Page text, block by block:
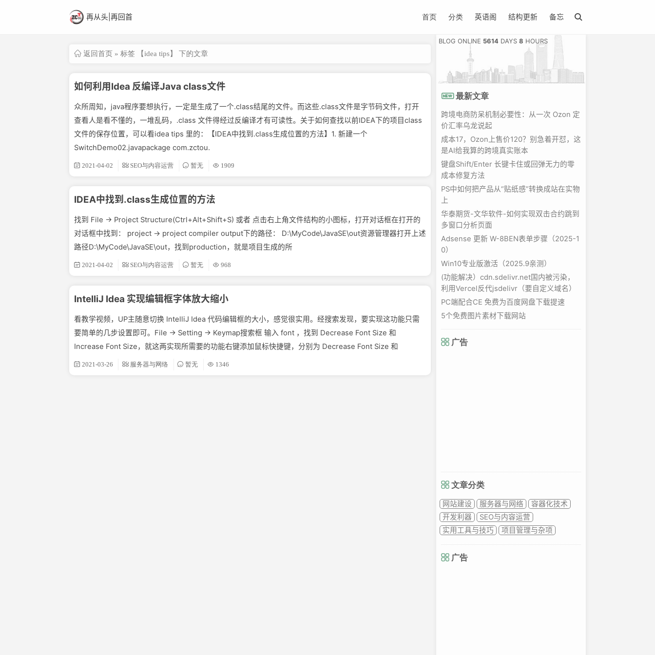
再从头|再回首 首页 分类 英语阁 结构更新 备忘
返回首页 » 标签 【idea tips】 下的文章
如何利用Idea 反编译Java class文件
众所周知，java程序要想执行，一定是生成了一个.class结尾的文件。而这些.class文件是字节码文件，打开
查看人是看不懂的，一堆乱码，.class 文件得经过反编译才有可读性。关于如何查找以前IDEA下的项目class
文件的保存位置，可以看idea tips 里的：【IDEA中找到.class生成位置的方法】1. 新建一个
SwitchDemo02.javapackage com.zctou.
2021-04-02 SEO与内容运营 暂无 1909
IDEA中找到.class生成位置的方法
找到 File -> Project Structure(Ctrl+Alt+Shift+S) 或者 点击右上角文件结构的小图标，打开对话框在打开的
对话框中找到： project -> project compiler output下的路径： D:\MyCode\JavaSE\out资源管理器打开上述
路径D:\MyCode\JavaSE\out，找到production，就是项目生成的所
2021-04-02 SEO与内容运营 暂无 968
IntelliJ Idea 实现编辑框字体放大缩小
看教学视频，UP主随意切换 IntelliJ Idea 代码编辑框的大小，感觉很实用。经搜索发现，要实现这功能只需
要简单的几步设置即可。File -> Setting -> Keymap搜索框 输入 font ，找到 Decrease Font Size 和
Increase Font Size，就这两实现所需要的功能右键添加鼠标快捷键，分别为 Decrease Font Size 和
2021-03-26 服务器与网络 暂无 1346
BLOG ONLINE 5614DAYS 8 HOURS
最新文章
跨境电商防呆机制必要性：从一次 Ozon 定
价汇率乌龙说起
成本17，Ozon上售价120？别急着开怼，这
是AI给我算的跨境真实账本
键盘Shift/Enter 长键卡住或回弹无力的零
成本修复方法
PS中如何把产品从“贴纸感”转换成站在实物
上
华泰期货-文华软件-如何实现双击合约跳到
多窗口分析页面
Adsense 更新 W-8BEN表单步骤（2025-1
0）
Win10专业版激活（2025.9亲测）
(功能解决）cdn.sdelivr.net国内被污染，
利用Vercel反代jsdelivr（要自定义域名）
PC端配合CE 免费为百度网盘下载提速
5个免费图片素材下载网站
广告
文章分类
网站建设 服务器与网络
容器化技术
开发利器
SEO与内容运营
实用工具与技巧
项目管理与杂项
广告